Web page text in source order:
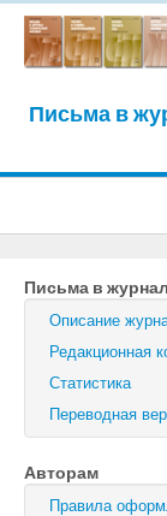
Письма в
Журнал
Письма в
Физика
Физика и
Оптика и
Письма в
Описание
Редакционная
Статистика
Переводная
Авторам
Правила